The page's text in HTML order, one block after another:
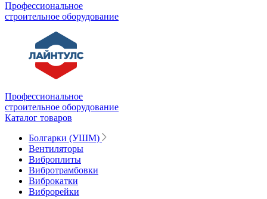
Профессиональное
строительное оборудование
Профессиональное
строительное оборудование
Каталог товаров
Болгарки (УШМ)
Вентиляторы
Виброплиты
Вибротрамбовки
Виброкатки
Виброрейки